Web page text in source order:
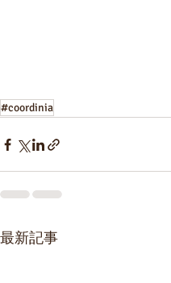
#coordinia
最新記事